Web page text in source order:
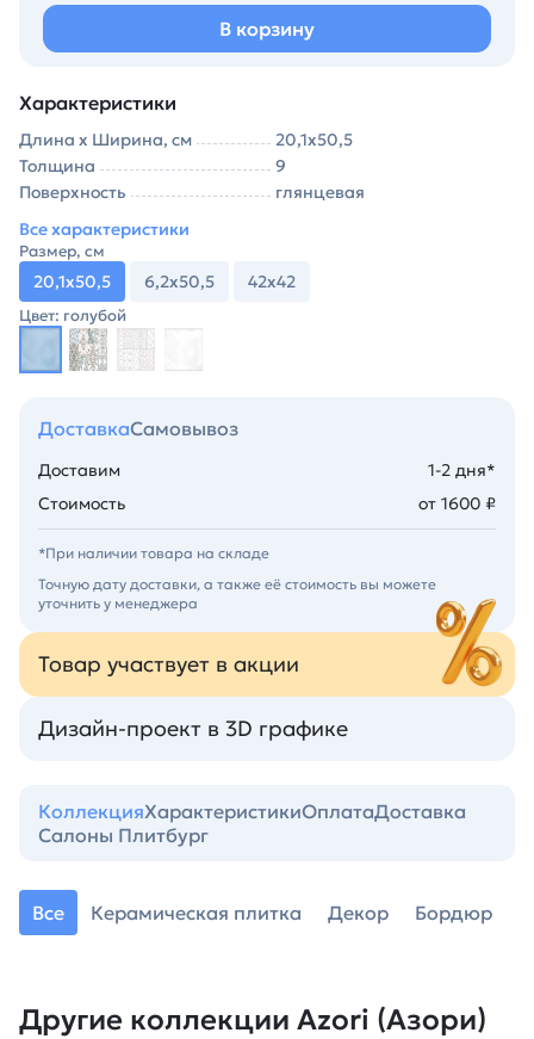
В корзину
Характеристики
Длина х Ширина, см
20,1х50,5
Толщина
9
Поверхность
глянцевая
Все характеристики
Размер, см
20,1х50,5 6,2х50,5 42х42
Цвет: голубой
ДоставкаСамовывоз
Доставим
1-2 дня*
Стоимость
от 1600 ₽
*При наличии товара на складе
Точную дату доставки, а также её стоимость вы можете
уточнить у менеджера
Товар участвует в акции
Дизайн-проект в 3D графике
КоллекцияХарактеристикиОплатаДоставка
Салоны Плитбург
Все Керамическая плитка Декор Бордюр
Другие коллекции Azori (Азори)